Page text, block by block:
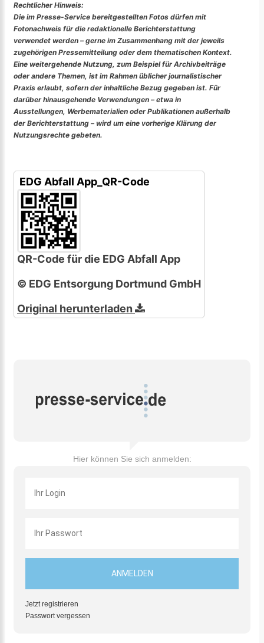
Rechtlicher Hinweis:
Die im Presse-Service bereitgestellten Fotos dürfen mit
Fotonachweis für die redaktionelle Berichterstattung
verwendet werden – gerne im Zusammenhang mit der jeweils
zugehörigen Pressemitteilung oder dem thematischen Kontext.
Eine weitergehende Nutzung, zum Beispiel für Archivbeiträge
oder andere Themen, ist im Rahmen üblicher journalistischer
Praxis erlaubt, sofern der inhaltliche Bezug gegeben ist. Für
darüber hinausgehende Verwendungen – etwa in
Ausstellungen, Werbematerialien oder Publikationen außerhalb
der Berichterstattung – wird um eine vorherige Klärung der
Nutzungsrechte gebeten.
EDG Abfall App_QR-Code
QR-Code für die EDG Abfall App
© EDG Entsorgung Dortmund GmbH
Original herunterladen
Hier können Sie sich anmelden:
Jetzt registrieren
Passwort vergessen